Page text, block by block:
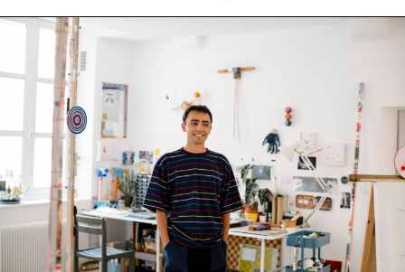
PROGRAMMATION
MAGAZINE
ESPACES DE PRATIQUE ARTISTIQUE ↓
Recherche
Connexion